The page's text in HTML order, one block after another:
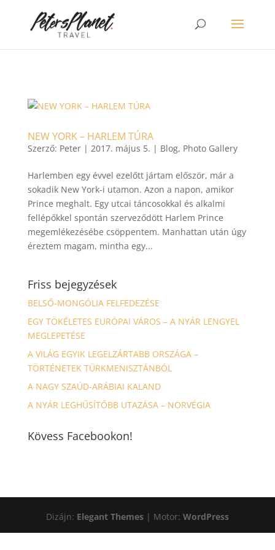
NEW YORK – HARLEM TÚRA
Szerző: Peter| 2017. május 5. | Blog, Photo Gallery
Harlemben egy évvel ezelőtt jártam először, már a
sokadik New York-i utamon. Azon a napon, amikor
Prince meghalt. Egy utcai táncosokkal és alkalmi
fellépőkkel spontán szerveződött Harlem Prince
megemlékezésébe csöppentem. Manhattan után úgy
éreztem magam, mintha egy...
Friss bejegyzések
BELSŐ-MONGÓLIA FELFEDEZÉSE
EGY TÖKÉLETES EURÓPAI VÁROS – A NYÁR LENGYEL
MEGLEPETÉSE
A VILÁG EGYIK LEGELZÁRTABB ORSZÁGA –
TÖRTÉNETEK TÜRKMENISZTÁNBÓL
A NAGY SZAÚD-ARÁBIAI KALAND
A NYÁR LEGHŰSÍTŐBB UTAZÁSA – NORVÉGIA
Kövess Facebookon!
Dizájn: Elegant Themes| Motor: WordPress